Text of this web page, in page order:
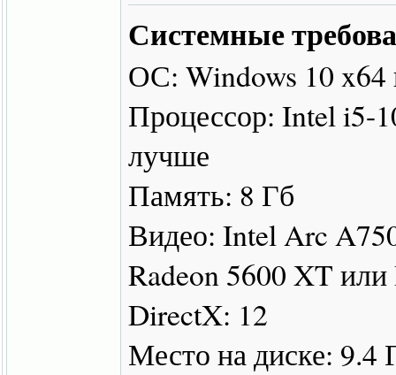
Системные
ОС: Windows 10
Процессор: Intel i5-
лучше
Память: 8 Гб
Видео: Intel Arc
Radeon 5600 XT
DirectX: 12
Место на диске: 9.4